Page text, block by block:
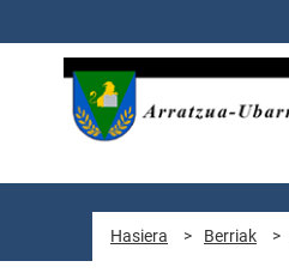
Hasiera > Berriak >